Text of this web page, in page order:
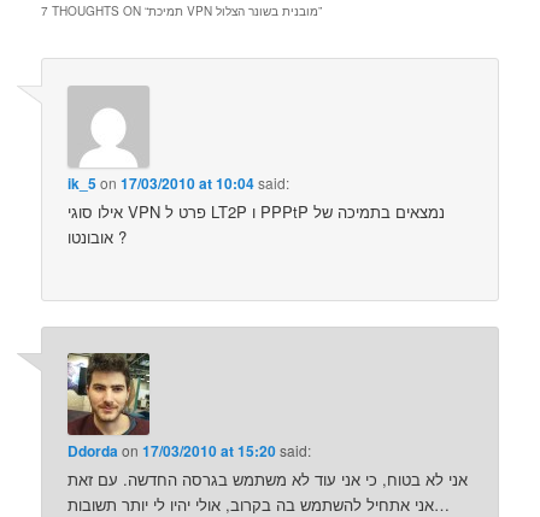
7 THOUGHTS ON “ תמיכת VPN מובנית בשונר הצלול”
ik_5on17/03/2010 at 10:04said:
אילו סוגי VPN פרט ל LT2P ו PPPtP נמצאים בתמיכה של
אובונטו ?
Ddordaon17/03/2010 at 15:20said:
אני לא בטוח, כי אני עוד לא משתמש בגרסה החדשה. עם זאת
אני אתחיל להשתמש בה בקרוב, אולי יהיו לי יותר תשובות…